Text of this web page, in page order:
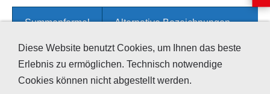
Summenformel Alternative Bezeichnungen
C₉H ₉N₃O₂
- Methylbenzimidazol-2-ylcarbamat
- N-(Benzimidazol-2-
yl)carbamidsäuremethylester
Diese Website benutzt Cookies, um Ihnen das beste
Erlebnis zu ermöglichen. Technisch notwendige
Cookies können nicht abgestellt werden.